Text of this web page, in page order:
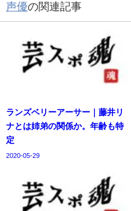
声優の関連記事
ランズベリーアーサー｜藤井リ
ナとは姉弟の関係か。年齢も特
定
2020-05-29